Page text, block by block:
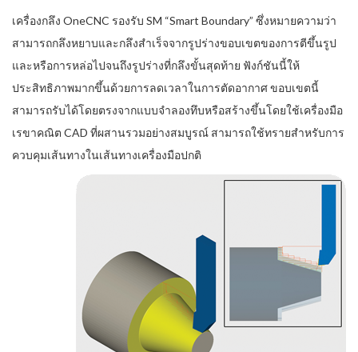
เครื่องกลึง OneCNC รองรับ SM “Smart Boundary” ซึ่งหมายความว่า
สามารถกลึงหยาบและกลึงสำเร็จจากรูปร่างขอบเขตของการตีขึ้นรูป
และหรือการหล่อไปจนถึงรูปร่างที่กลึงขั้นสุดท้าย ฟังก์ชันนี้ให้
ประสิทธิภาพมากขึ้นด้วยการลดเวลาในการตัดอากาศ ขอบเขตนี้
สามารถรับได้โดยตรงจากแบบจำลองทึบหรือสร้างขึ้นโดยใช้เครื่องมือ
เรขาคณิต CAD ที่ผสานรวมอย่างสมบูรณ์ สามารถใช้ทรายสำหรับการ
ควบคุมเส้นทางในเส้นทางเครื่องมือปกติ